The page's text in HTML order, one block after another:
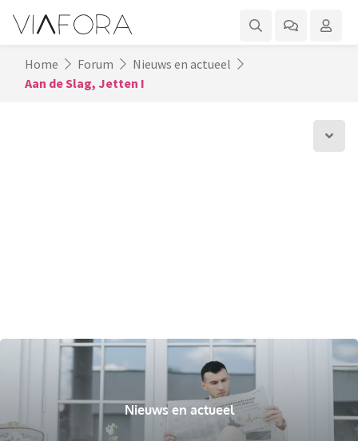
Home Forum
Nieuws en actueel
Aan de Slag, Jetten I
Nieuws en actueel